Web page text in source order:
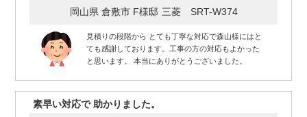
岡山県 倉敷市 F様邸 三菱 SRT-W374
見積りの段階から とても丁寧な対応で森山様にはと
ても感謝しております。工事の方の対応もよかった
と思います。 本当にありがとうございました。
素早い対応で 助かりました。